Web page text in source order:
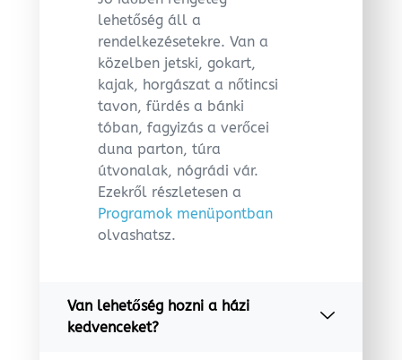
lehetőség áll a
rendelkezésetekre. Van a
közelben jetski, gokart,
kajak, horgászat a nőtincsi
tavon, fürdés a bánki
tóban, fagyizás a verőcei
duna parton, túra
útvonalak, nógrádi vár.
Ezekről részletesen a
Programok menüpontban
olvashatsz.
Van lehetőség hozni a házi
kedvenceket?